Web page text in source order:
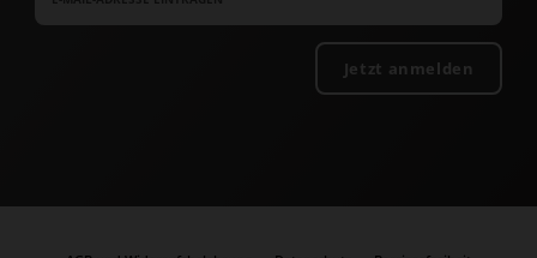
Jetzt anmelden